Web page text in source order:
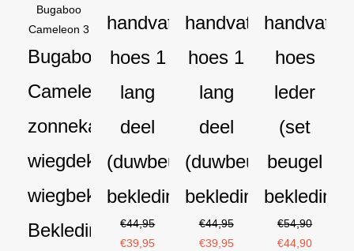
Bugaboo
Cameleon 3
Bugaboo
Cameleon
zonnekap
wiegdekje
wiegbekleding
Bekledingset
handvat
hoes 1
lang
deel
(duwbeugel
bekleding)
€44,95
€39,95
handvat
hoes 1
lang
deel
(duwbeugel
bekleding)
€44,95
€39,95
handvat
hoes
leder
(set
beugel
bekleding)
€54,90
€44,90